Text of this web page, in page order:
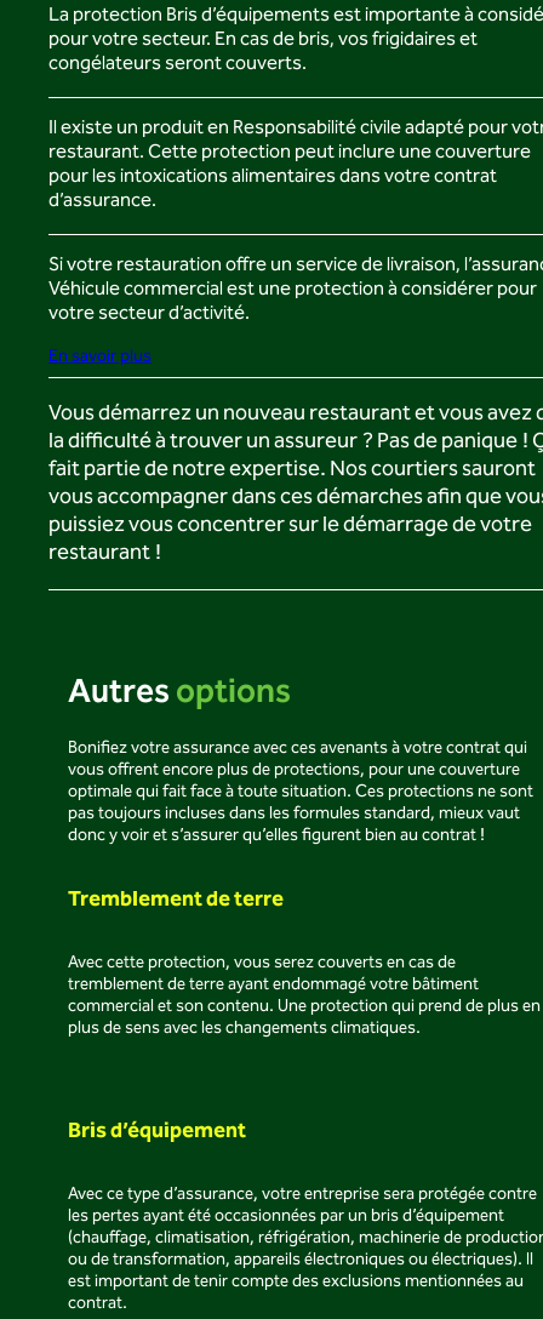
La protection Bris d’équipements est importante à
pour votre secteur. En cas de bris, vos frigidaires et
congélateurs seront couverts.
Il existe un produit en Responsabilité civile adapté pour
restaurant. Cette protection peut inclure une couverture
pour les intoxications alimentaires dans votre contrat
d’assurance.
Si votre restauration offre un service de livraison,
Véhicule commercial est une protection à considérer pour
votre secteur d’activité.
En savoir plus
Vous démarrez un nouveau restaurant et vous avez
la difficulté à trouver un assureur ? Pas de panique !
fait partie de notre expertise. Nos courtiers sauront
vous accompagner dans ces démarches afin que
puissiez vous concentrer sur le démarrage de votre
restaurant !
Autresoptions
Bonifiez votre assurance avec ces avenants à votre contrat qui
vous offrent encore plus de protections, pour une couverture
optimale qui fait face à toute situation. Ces protections ne sont
pas toujours incluses dans les formules standard, mieux vaut
donc y voir et s’assurer qu’elles figurent bien au contrat !
Tremblement de terre
Avec cette protection, vous serez couverts en cas de
tremblement de terre ayant endommagé votre bâtiment
commercial et son contenu. Une protection qui prend de plus en
plus de sens avec les changements climatiques.
Bris d’équipement
Avec ce type d’assurance, votre entreprise sera protégée contre
les pertes ayant été occasionnées par un bris d’équipement
(chauffage, climatisation, réfrigération, machinerie de
ou de transformation, appareils électroniques ou électriques). Il
est important de tenir compte des exclusions mentionnées au
contrat.